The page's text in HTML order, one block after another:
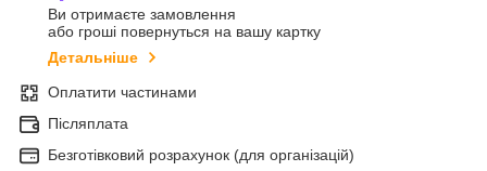
Ви отримаєте замовлення
або гроші повернуться на вашу картку
Детальніше
Оплатити частинами
Післяплата
Безготівковий розрахунок (для організацій)